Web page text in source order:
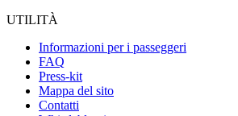
UTILITÀ
Informazioni per i passeggeri
FAQ
Press-kit
Mappa del sito
Contatti